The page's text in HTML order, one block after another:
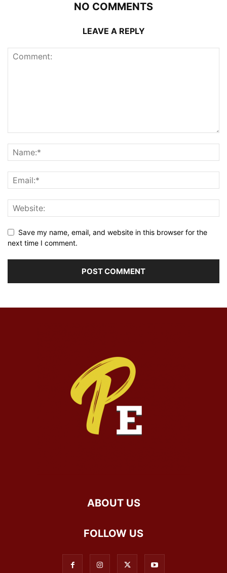
NO COMMENTS
LEAVE A REPLY
Save my name, email, and website in this browser for the
next time I comment.
ABOUT US
FOLLOW US